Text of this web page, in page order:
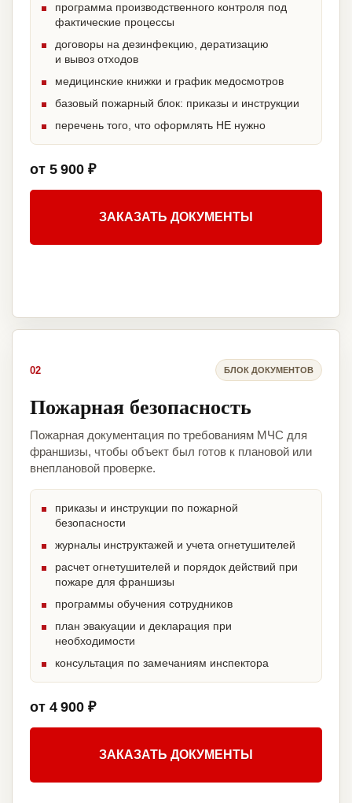
программа производственного контроля под
фактические процессы
договоры на дезинфекцию, дератизацию
и вывоз отходов
медицинские книжки и график медосмотров
базовый пожарный блок: приказы и инструкции
перечень того, что оформлять НЕ нужно
от 5 900 ₽
ЗАКАЗАТЬ ДОКУМЕНТЫ
02 БЛОК ДОКУМЕНТОВ
Пожарная безопасность
Пожарная документация по требованиям МЧС для
франшизы, чтобы объект был готов к плановой или
внеплановой проверке.
приказы и инструкции по пожарной
безопасности
журналы инструктажей и учета огнетушителей
расчет огнетушителей и порядок действий при
пожаре для франшизы
программы обучения сотрудников
план эвакуации и декларация при
необходимости
консультация по замечаниям инспектора
от 4 900 ₽
ЗАКАЗАТЬ ДОКУМЕНТЫ